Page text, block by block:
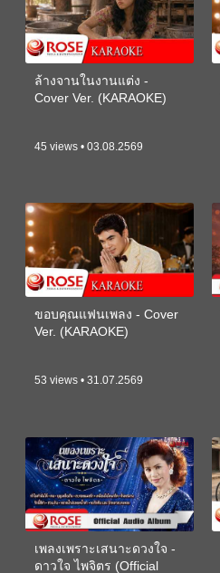
ล้างจานในงานแต่ง -
Cover Ver. (KARAOKE)
45 views • 03.08.2569
ขอบคุณแฟนเพลง - Cover
Ver. (KARAOKE)
53 views • 31.07.2569
เพลงเพราะเสนาะดวงใจ -
ดาวใจ ไพจิตร (Official